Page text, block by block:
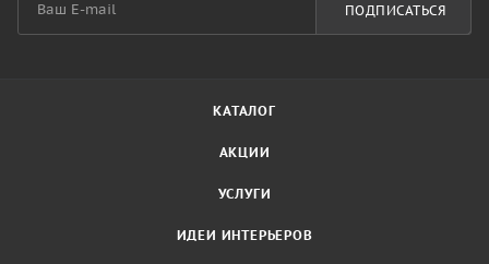
ПОДПИСАТЬСЯ
КАТАЛОГ
АКЦИИ
УСЛУГИ
ИДЕИ ИНТЕРЬЕРОВ